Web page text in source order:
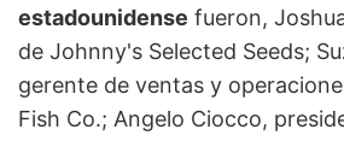
estadounidense fueron,
de Johnny's Selected Seeds;
gerente de ventas y
Fish Co.; Angelo Ciocco,